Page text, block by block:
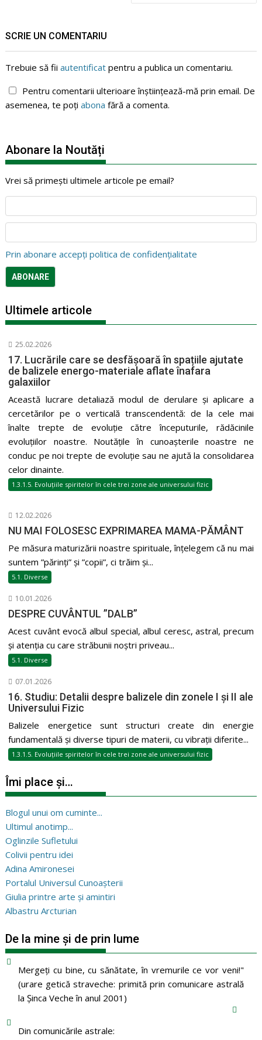
SCRIE UN COMENTARIU
Trebuie să fiiautentificat pentru a publica un comentariu.
Pentru comentarii ulterioare înștiințează-mă prin email. De
asemenea, te poțiabona fără a comenta.
Abonare la Noutăți
Vrei să primești ultimele articole pe email?
Prin abonare accepți politica de confidențialitate
Ultimele articole
25.02.2026
17. Lucrările care se desfășoară în spațiile ajutate
de balizele energo-materiale aflate înafara
galaxiilor
Această lucrare detaliază modul de derulare și aplicare a
cercetărilor pe o verticală transcendentă: de la cele mai
înalte trepte de evoluție către începuturile, rădăcinile
evoluțiilor noastre. Noutățile în cunoașterile noastre ne
conduc pe noi trepte de evoluție sau ne ajută la consolidarea
celor dinainte.
1.3.1.5. Evoluțiile spiritelor în cele trei zone ale universului fizic
12.02.2026
NU MAI FOLOSESC EXPRIMAREA MAMA-PĂMÂNT
Pe măsura maturizării noastre spirituale, înțelegem că nu mai
suntem ”părinți” și ”copii”, ci trăim și...
5.1. Diverse
10.01.2026
DESPRE CUVÂNTUL ”DALB”
Acest cuvânt evocă albul special, albul ceresc, astral, precum
și atenția cu care străbunii noștri priveau...
5.1. Diverse
07.01.2026
16. Studiu: Detalii despre balizele din zonele I și II ale
Universului Fizic
Balizele energetice sunt structuri create din energie
fundamentală și diverse tipuri de materii, cu vibrații diferite...
1.3.1.5. Evoluțiile spiritelor în cele trei zone ale universului fizic
Îmi place și…
Blogul unui om cuminte...
Ultimul anotimp...
Oglinzile Sufletului
Colivii pentru idei
Adina Amironesei
Portalul Universul Cunoașterii
Giulia printre arte și amintiri
Albastru Arcturian
De la mine și de prin lume
Mergeţi cu bine, cu sănătate, în vremurile ce vor veni!"
(urare getică straveche: primită prin comunicare astrală
la Şinca Veche în anul 2001)
Din comunicările astrale: